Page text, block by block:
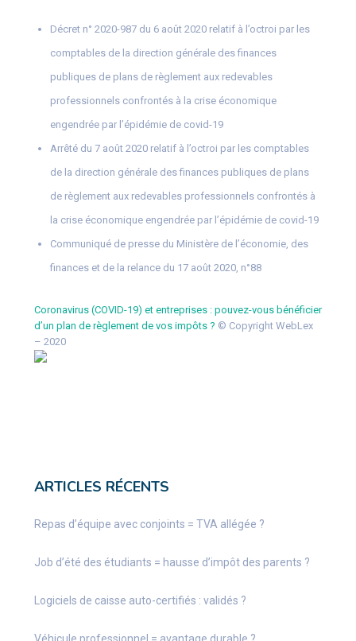
Décret n° 2020-987 du 6 août 2020 relatif à l’octroi par les
comptables de la direction générale des finances
publiques de plans de règlement aux redevables
professionnels confrontés à la crise économique
engendrée par l’épidémie de covid-19
Arrêté du 7 août 2020 relatif à l’octroi par les comptables
de la direction générale des finances publiques de plans
de règlement aux redevables professionnels confrontés à
la crise économique engendrée par l’épidémie de covid-19
Communiqué de presse du Ministère de l’économie, des
finances et de la relance du 17 août 2020, n°88
Coronavirus (COVID-19) et entreprises : pouvez-vous bénéficier
d’un plan de règlement de vos impôts ? © Copyright WebLex
– 2020
ARTICLES RÉCENTS
Repas d’équipe avec conjoints = TVA allégée ?
Job d’été des étudiants = hausse d’impôt des parents ?
Logiciels de caisse auto-certifiés : validés ?